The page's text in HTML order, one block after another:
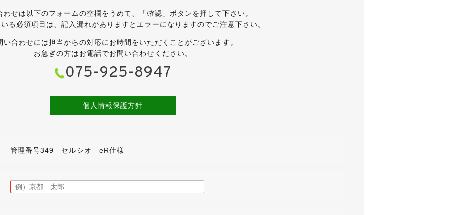
す。
ます。
ペンション/18インチアルミホイール/本革シート/サンルーフが備わる人気のeR仕様です。
で、そのまま乗って帰っていただくことが可能です。
全体的にきれいな状態が保たれています。
く探せば見つかるかと思いますが、大きく目立つものはございません。
のクロームメッキの18インチを履かせました。
す。
わせは以下のフォームの空欄をうめて、「確認」ボタンを押して下さい。
る必須項目は、記入漏れがありますとエラーになりますのでご注意下さい。
い合わせには担当からの対応にお時間をいただくことがございます。
お急ぎの方はお電話でお問い合わせください。
075-925-8947
個人情報保護方針
管理番号349 セルシオ eR仕様